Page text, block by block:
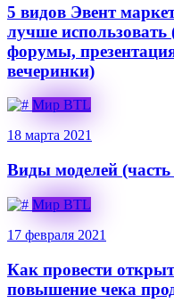
5 видов Эвент
лучше
форумы,
вечеринки)
Мир BTL
18 марта 2021
Виды моделей (часть
Мир BTL
17 февраля 2021
Как провести
повышение чека